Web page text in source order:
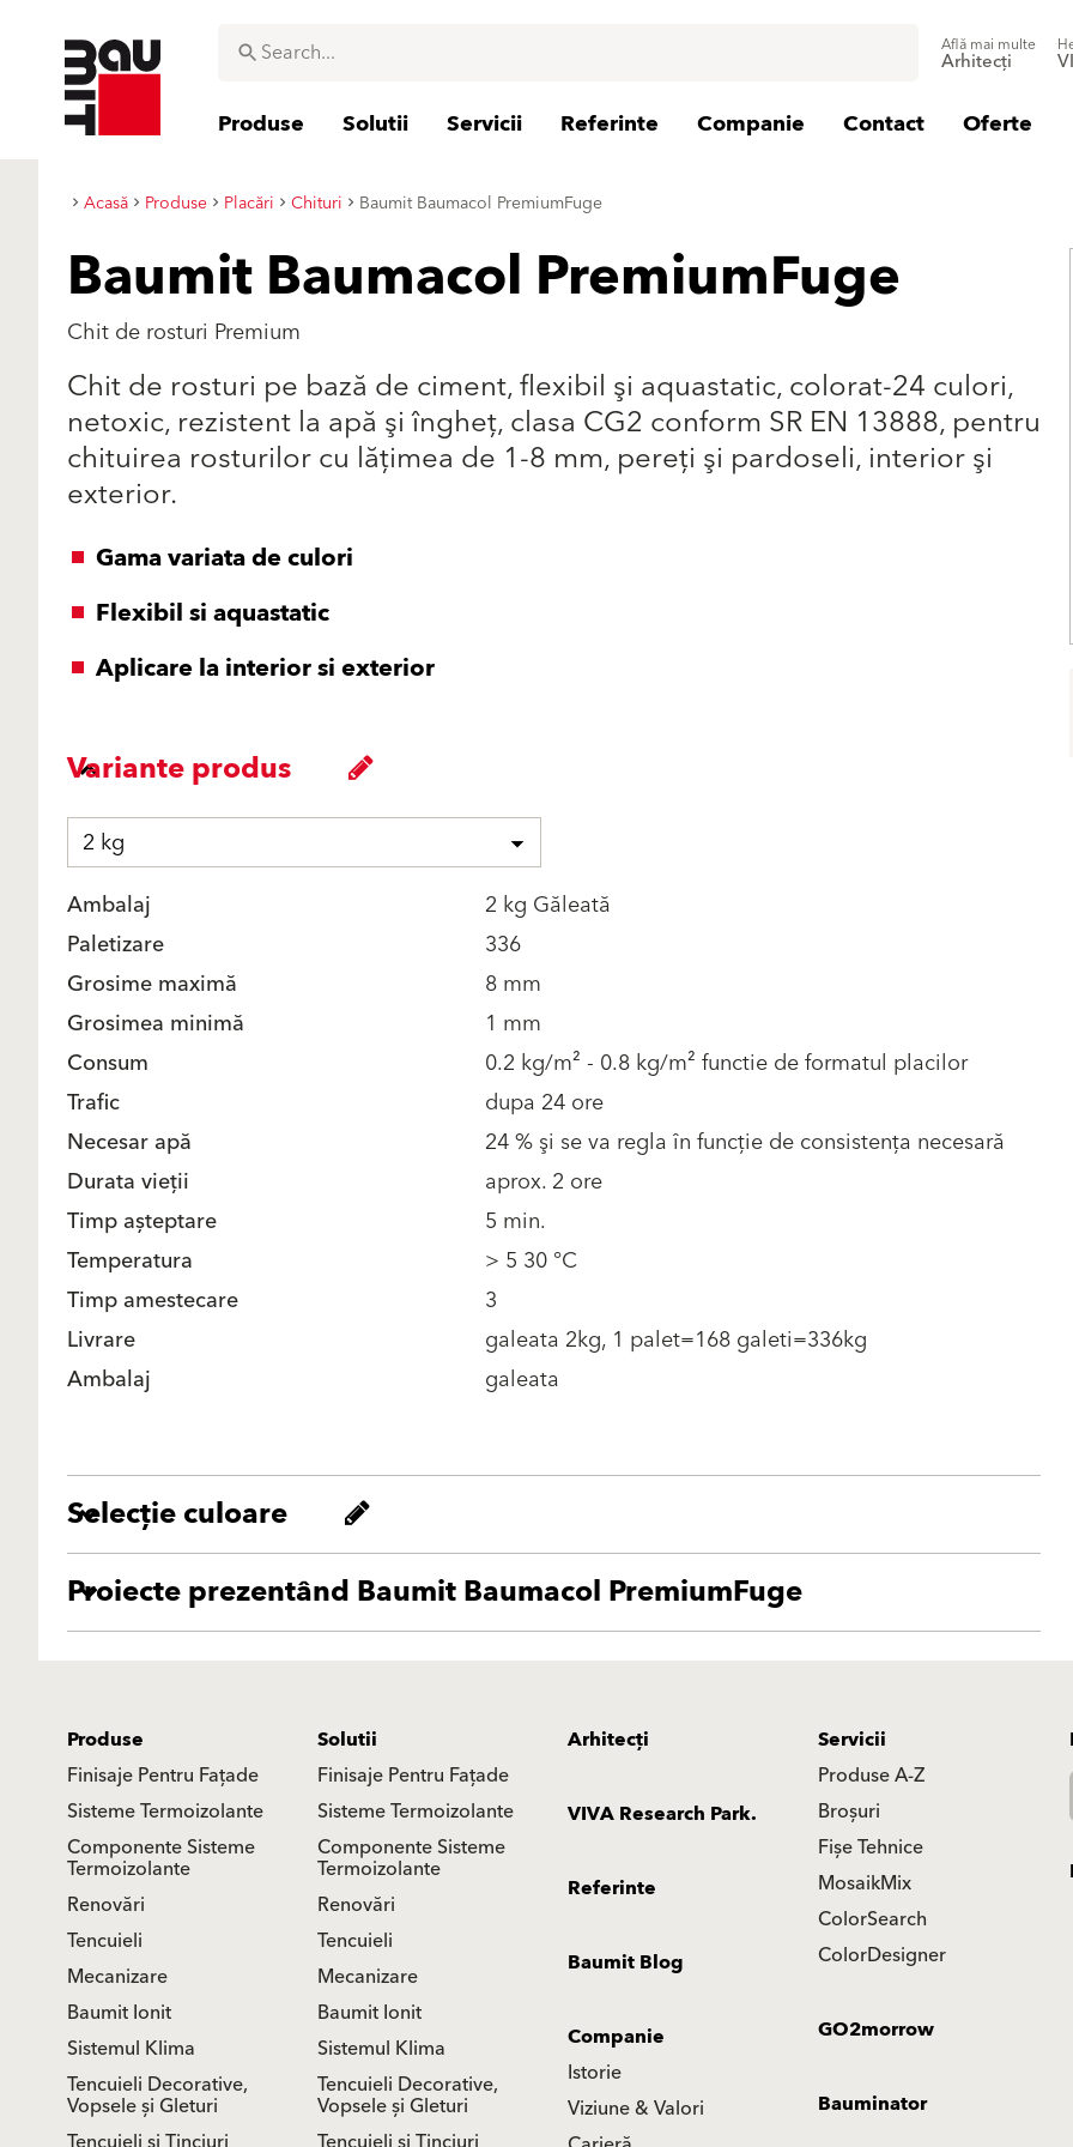
Află mai multe
Arhitecți
Produse Solutii Servicii Referinte Companie Contact Oferte
Acasă Produse Placări Chituri Baumit Baumacol PremiumFuge
Baumit Baumacol PremiumFuge
Chit de rosturi Premium
Chit de rosturi pe bază de ciment, flexibil şi aquastatic, colorat-24 culori,
netoxic, rezistent la apă şi îngheţ, clasa CG2 conform SR EN 13888, pentru
chituirea rosturilor cu lăţimea de 1-8 mm, pereţi şi pardoseli, interior şi
exterior.
Gama variata de culori
Flexibil si aquastatic
Aplicare la interior si exterior
Variante produs
2 kg
Ambalaj
2 kg Găleată
Paletizare
336
Grosime maximă
8 mm
Grosimea minimă
1 mm
Consum
0.2 kg/m² - 0.8 kg/m² functie de formatul placilor
Trafic
dupa 24 ore
Necesar apă
24 % şi se va regla în funcţie de consistenţa necesară
Durata vieții
aprox. 2 ore
Timp așteptare
5 min.
Temperatura
> 5 30 °C
Timp amestecare
3
Livrare
galeata 2kg, 1 palet=168 galeti=336kg
Ambalaj
galeata
Selecție culoare
Proiecte prezentând Baumit Baumacol PremiumFuge
Produse
Finisaje Pentru Fațade
Sisteme Termoizolante
Componente Sisteme
Termoizolante
Renovări
Tencuieli
Mecanizare
Baumit Ionit
Sistemul Klima
Tencuieli Decorative,
Vopsele și Gleturi
Solutii
Finisaje Pentru Fațade
Sisteme Termoizolante
Componente Sisteme
Termoizolante
Renovări
Tencuieli
Mecanizare
Baumit Ionit
Sistemul Klima
Tencuieli Decorative,
Vopsele și Gleturi
Arhitecți
Servicii
Produse A-Z
Broșuri
Fișe Tehnice
MosaikMix
ColorSearch
ColorDesigner
VIVA Research Park.
Referinte
Baumit Blog
GO2morrow
Companie
Istorie
Viziune & Valori
Bauminator